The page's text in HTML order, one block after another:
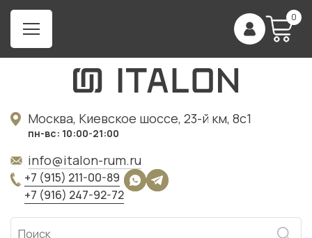
0
Москва, Киевское шоссе, 23-й км, 8с1
пн-вс: 10:00-21:00
info@italon-rum.ru
+7 (915) 211-00-89
+7 (916) 247-92-72